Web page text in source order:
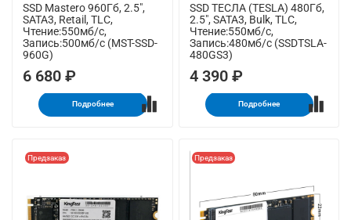
SSD Mastero 960Гб, 2.5",
SATA3, Retail, TLC,
Чтение:550мб/с,
Запись:500мб/с (MST-SSD-
960G)
6 680 ₽
Подробнее
SSD ТЕСЛА (TESLA) 480Гб,
2.5", SATA3, Bulk, TLC,
Чтение:550мб/с,
Запись:480мб/с (SSDTSLA-
480GS3)
4 390 ₽
Подробнее
Предзаказ Предзаказ